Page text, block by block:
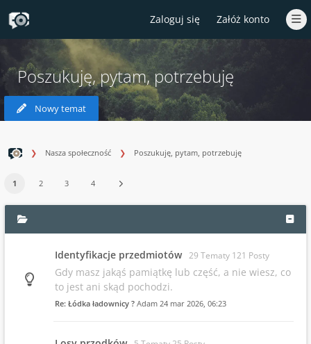
Zaloguj się Załóż konto
Poszukuję, pytam, potrzebuję
Nowy temat
Nasza społeczność Poszukuję, pytam, potrzebuję
1 2 3 4
Identyfikacje przedmiotów 29 Tematy 121 Posty
Gdy masz jakąś pamiątkę lub część, a nie wiesz, co
to jest ani skąd pochodzi.
Re: Łódka ładownicy ? Adam 24 mar 2026, 06:23